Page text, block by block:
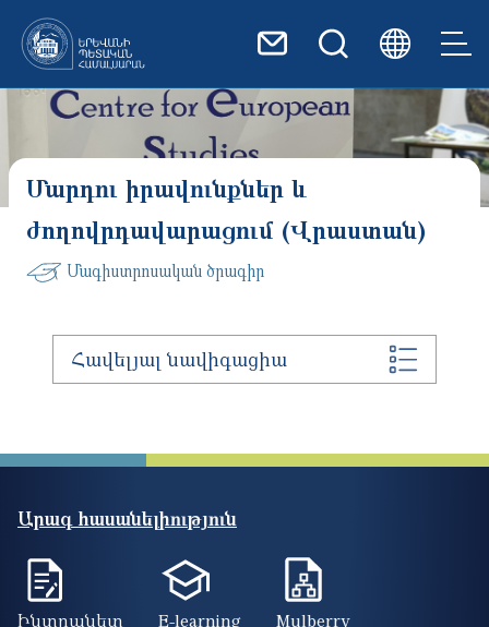
Մարդու իրավունքներ և
ժողովրդավարացում (Վրաստան)
Մագիստրոսական ծրագիր
Հավելյալ նավիգացիա
Արագ հասանելիություն
Ինտրանետ E-learning Mulberry